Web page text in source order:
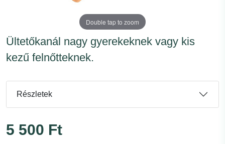
Double tap to zoom
Ültetőkanál nagy gyerekeknek vagy kis
kezű felnőtteknek.
Részletek
5 500 Ft